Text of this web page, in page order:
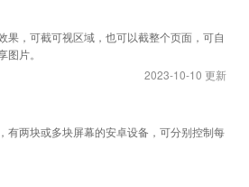
果，可截可视区域，也可以截整个页面，可自
片。
2023-10-10 更新
有两块或多块屏幕的安卓设备，可分别控制每